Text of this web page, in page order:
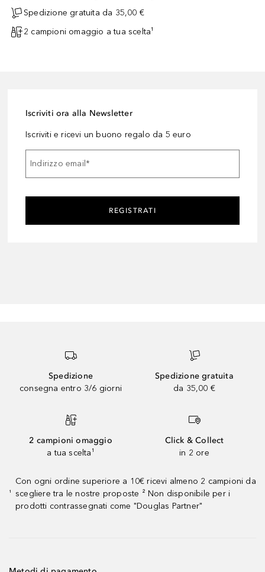
Spedizione gratuita da 35,00 €
2 campioni omaggio a tua scelta¹
Iscriviti ora alla Newsletter
Iscriviti e ricevi un buono regalo da 5 euro
Indirizzo email*
REGISTRATI
Spedizione
consegna entro 3/6 giorni
Spedizione gratuita
da 35,00 €
2 campioni omaggio
a tua scelta¹
Click & Collect
in 2 ore
¹
Con ogni ordine superiore a 10€ ricevi almeno 2 campioni da
scegliere tra le nostre proposte ² Non disponibile per i
prodotti contrassegnati come "Douglas Partner"